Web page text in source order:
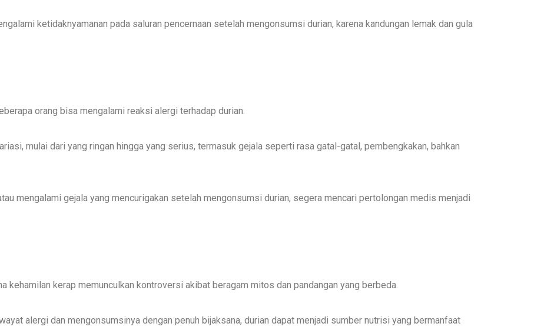
ketidaknyamanan pada saluran pencernaan setelah mengonsumsi durian, karena kandungan lemak dan gula
orang bisa mengalami reaksi alergi terhadap durian.
mulai dari yang ringan hingga yang serius, termasuk gejala seperti rasa gatal-gatal, pembengkakan, bahkan
mengalami gejala yang mencurigakan setelah mengonsumsi durian, segera mencari pertolongan medis menjadi
kehamilan kerap memunculkan kontroversi akibat beragam mitos dan pandangan yang berbeda.
alergi dan mengonsumsinya dengan penuh bijaksana, durian dapat menjadi sumber nutrisi yang bermanfaat